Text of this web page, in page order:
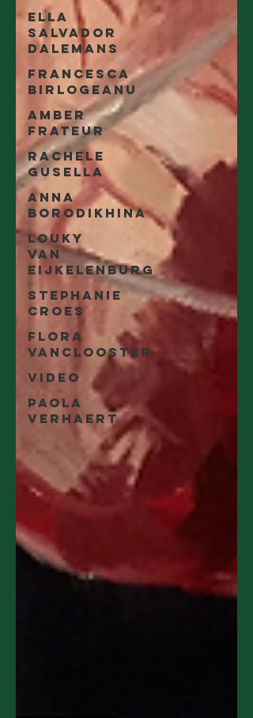
Ella
Salvador
Dalemans
Francesca
Birlogeanu
Amber
Frateur
Rachele
Gusella
Anna
Borodikhina
Louky
van
Eijkelenburg
Stephanie
Croes
Flora
Vanclooster
Video
Paola
Verhaert